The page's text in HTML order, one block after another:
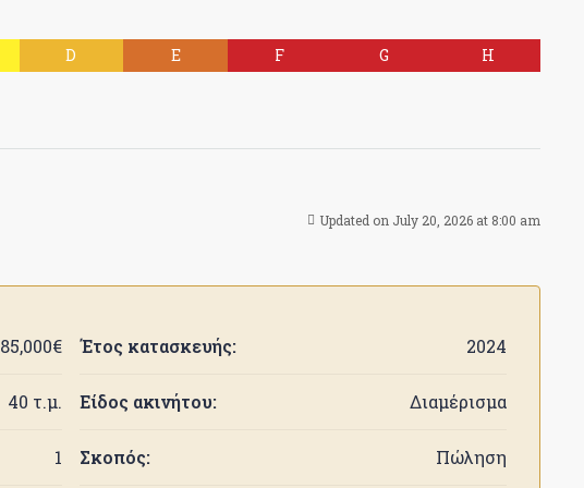
D E F G H
Updated on July 20, 2026 at 8:00 am
85,000€
40 τ.μ.
1
Έτος κατασκευής: 2024
Είδος ακινήτου: Διαμέρισμα
Σκοπός: Πώληση